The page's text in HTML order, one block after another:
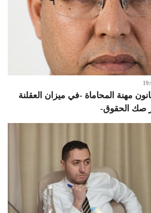
مهنة المحاماة -في ميزان العقلنة
صك الحقوق-